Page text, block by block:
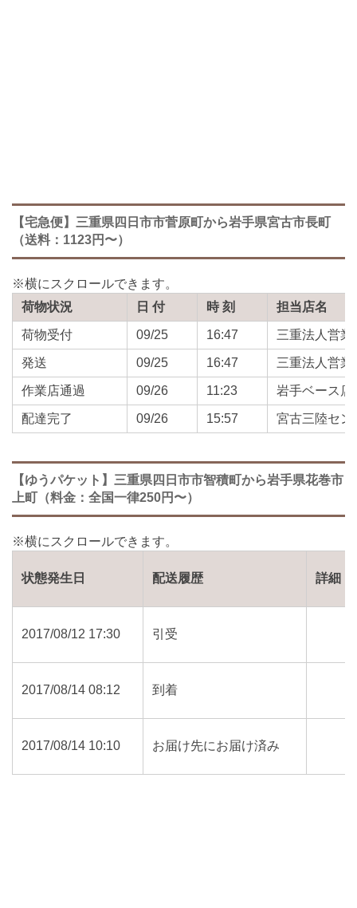
【宅急便】三重県四日市市菅原町から岩手県宮古市長町
（送料：1123円〜）
荷物状況 日 付 時 刻 担当店名
荷物受付 09/25 16:47 三重法人営業
発送 09/25 16:47 三重法人営業
作業店通過 09/26 11:23 岩手ベース店
配達完了 09/26 15:57 宮古三陸セン
【ゆうパケット】三重県四日市市智積町から岩手県花巻市
上町（料金：全国一律250円〜）
状態発生日 配送履歴 詳細
2017/08/12 17:30 引受
2017/08/14 08:12 到着
2017/08/14 10:10 お届け先にお届け済み